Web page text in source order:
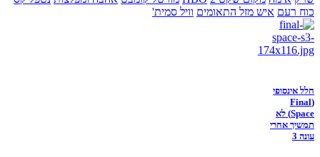
כוח רעם איש מזל התאומים וויל סמית'
חלל אינסופי
(Final
Space) לא
תמשיך אחרי
עונה 3